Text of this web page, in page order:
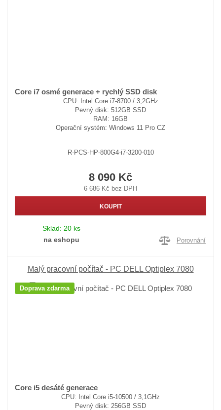
Core i7 osmé generace + rychlý SSD disk
CPU: Intel Core i7-8700 / 3,2GHz
Pevný disk: 512GB SSD
RAM: 16GB
Operační systém: Windows 11 Pro CZ
R-PCS-HP-800G4-i7-3200-010
8 090 Kč
6 686 Kč bez DPH
KOUPIT
Sklad: 20 ks
na eshopu
Porovnání
Malý pracovní počítač - PC DELL Optiplex 7080
Doprava zdarma
Core i5 desáté generace
CPU: Intel Core i5-10500 / 3,1GHz
Pevný disk: 256GB SSD